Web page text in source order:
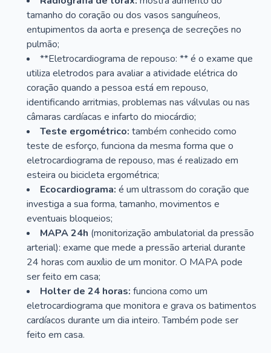
tamanho do coração ou dos vasos sanguíneos,
entupimentos da aorta e presença de secreções no
pulmão;
**Eletrocardiograma de repouso: ** é o exame que
utiliza eletrodos para avaliar a atividade elétrica do
coração quando a pessoa está em repouso,
identificando arritmias, problemas nas válvulas ou nas
câmaras cardíacas e infarto do miocárdio;
Teste ergométrico: também conhecido como
teste de esforço, funciona da mesma forma que o
eletrocardiograma de repouso, mas é realizado em
esteira ou bicicleta ergométrica;
Ecocardiograma: é um ultrassom do coração que
investiga a sua forma, tamanho, movimentos e
eventuais bloqueios;
MAPA 24h (monitorização ambulatorial da pressão
arterial): exame que mede a pressão arterial durante
24 horas com auxílio de um monitor. O MAPA pode
ser feito em casa;
Holter de 24 horas: funciona como um
eletrocardiograma que monitora e grava os batimentos
cardíacos durante um dia inteiro. Também pode ser
feito em casa.